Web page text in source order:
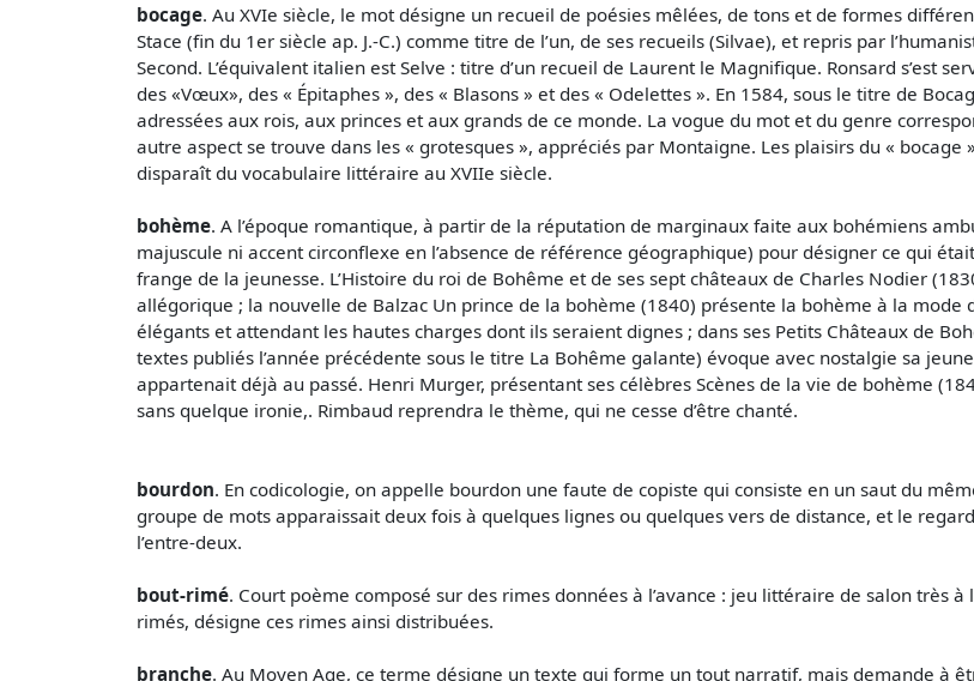
bocage. Au XVIe siècle, le mot désigne un recueil de poésies mêlées, de tons et de formes
Stace (fin du 1er siècle ap. J.-C.) comme titre de l’un, de ses recueils (Silvae), et repris par
Second. L’équivalent italien est Selve : titre d’un recueil de Laurent le Magnifique. Ronsard s’est
des «Vœux», des « Épitaphes », des « Blasons » et des « Odelettes ». En 1584, sous le titre de
adressées aux rois, aux princes et aux grands de ce monde. La vogue du mot et du genre
autre aspect se trouve dans les « grotesques », appréciés par Montaigne. Les plaisirs du «
disparaît du vocabulaire littéraire au XVIIe siècle.
bohème. A l’époque romantique, à partir de la réputation de marginaux faite aux bohémiens
majuscule ni accent circonflexe en l’absence de référence géographique) pour désigner ce qui
frange de la jeunesse. L’Histoire du roi de Bohême et de ses sept châteaux de Charles Nodier
allégorique ; la nouvelle de Balzac Un prince de la bohème (1840) présente la bohème à la
élégants et attendant les hautes charges dont ils seraient dignes ; dans ses Petits Châteaux de
textes publiés l’année précédente sous le titre La Bohême galante) évoque avec nostalgie sa
appartenait déjà au passé. Henri Murger, présentant ses célèbres Scènes de la vie de bohème
sans quelque ironie,. Rimbaud reprendra le thème, qui ne cesse d’être chanté.
bourdon. En codicologie, on appelle bourdon une faute de copiste qui consiste en un saut du
groupe de mots apparaissait deux fois à quelques lignes ou quelques vers de distance, et le
l’entre-deux.
bout-rimé. Court poème composé sur des rimes données à l’avance : jeu littéraire de salon très
rimés, désigne ces rimes ainsi distribuées.
branche. Au Moyen Age, ce terme désigne un texte qui forme un tout narratif, mais demande à